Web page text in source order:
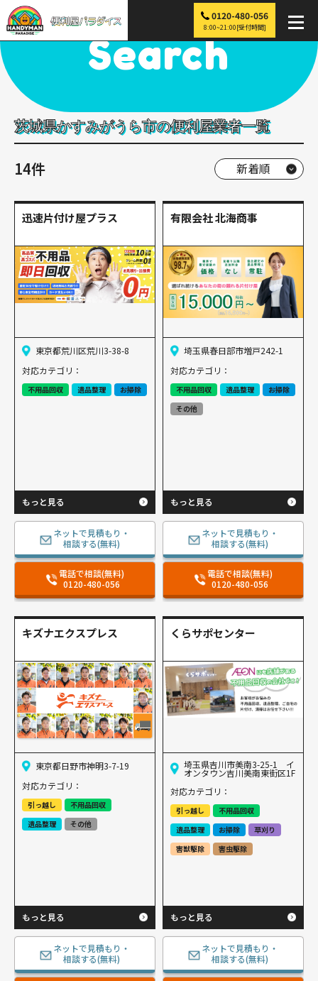
0120-480-056
8:00~21:00[受付時間]
便利屋パラダイス > 探す > かすみがうら市
Search
茨城県かすみがうら市の便利屋業者一覧
14件
迅速片付け屋プラス
東京都荒川区荒川3-38-8
対応カテゴリ：
不用品回収 遺品整理 お掃除
もっと見る
ネットで見積もり・
相談する(無料)
電話で相談(無料)
0120-480-056
有限会社 北海商事
埼玉県春日部市増戸242-1
対応カテゴリ：
不用品回収 遺品整理
お掃除
その他
もっと見る
ネットで見積もり・
相談する(無料)
電話で相談(無料)
0120-480-056
キズナエクスプレス
東京都日野市神明3-7-19
対応カテゴリ：
引っ越し
不用品回収
遺品整理
その他
もっと見る
ネットで見積もり・
相談する(無料)
くらサポセンター
埼玉県吉川市美南3-25-1 イ
オンタウン吉川美南東街区1F
対応カテゴリ：
引っ越し
不用品回収
遺品整理
お掃除
草刈り
害獣駆除
害虫駆除
もっと見る
ネットで見積もり・
相談する(無料)